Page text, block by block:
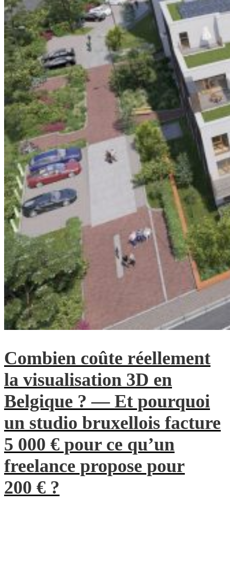
Combien coûte réellement
la visualisation 3D en
Belgique ? — Et pourquoi
un studio bruxellois facture
5 000 € pour ce qu’un
freelance propose pour
200 € ?